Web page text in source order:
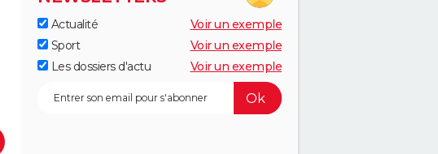
Actualité
Voir un exemple
Sport
Voir un exemple
Les dossiers d'actu
Voir un exemple